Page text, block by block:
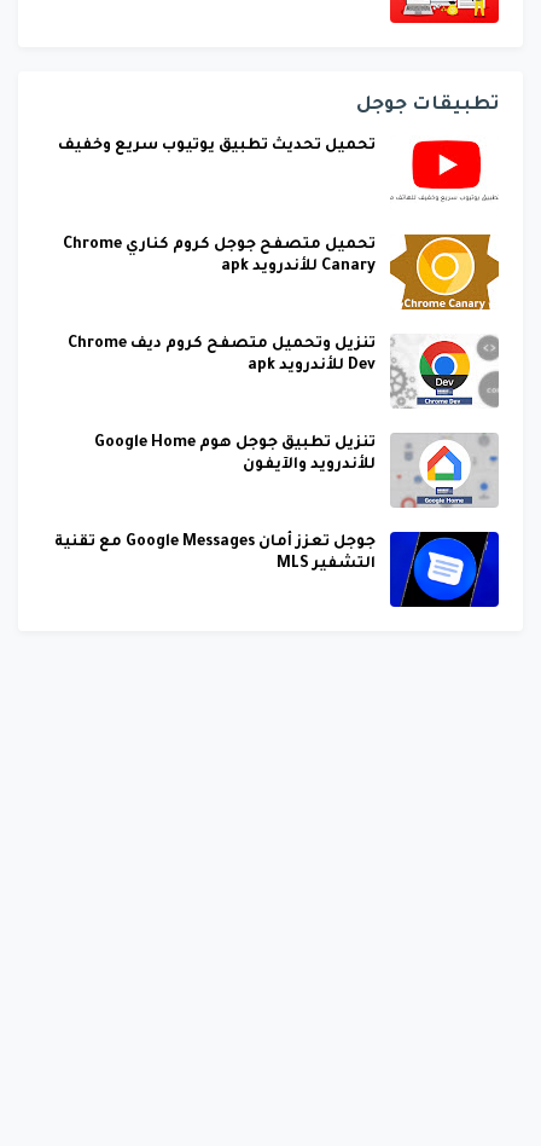
تطبيقات جوجل
تحميل تحديث تطبيق يوتيوب سريع وخفيف
تحميل متصفح جوجل كروم كناري Chrome
Canary للأندرويد apk
تنزيل وتحميل متصفح كروم ديف Chrome
Dev للأندرويد apk
تنزيل تطبيق جوجل هوم Google Home
للأندرويد والآيفون
جوجل تعزز أمان Google Messages مع تقنية
التشفير MLS